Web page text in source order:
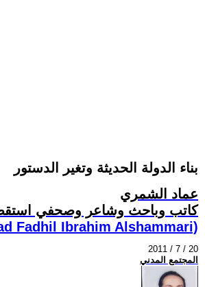
بناء الدولة الحديثة وتغير الدستور
عماد الشمري
كاتب وباحث وشاعر وصحفي
Fadhil Ibrahim Alshammari)
2011 / 7 / 20
المجتمع المدني